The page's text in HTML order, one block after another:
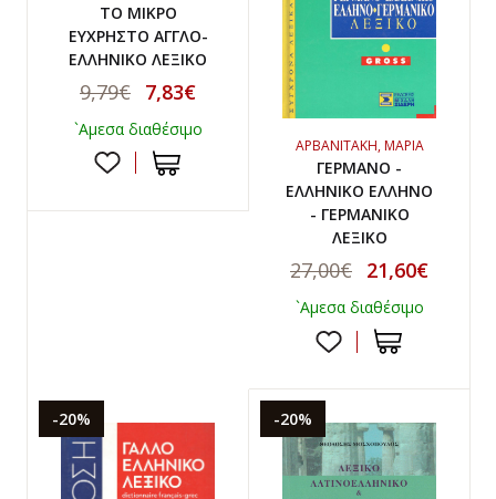
ΤΟ ΜΙΚΡΟ
ΕΥΧΡΗΣΤΟ ΑΓΓΛΟ-
ΕΛΛΗΝΙΚΟ ΛΕΞΙΚΟ
9,79€ 7,83€
`Αμεσα διαθέσιμο
ΑΡΒΑΝΙΤΑΚΗ, ΜΑΡΙΑ
ΓΕΡΜΑΝΟ -
ΕΛΛΗΝΙΚΟ ΕΛΛΗΝΟ
- ΓΕΡΜΑΝΙΚΟ
ΛΕΞΙΚΟ
27,00€ 21,60€
`Αμεσα διαθέσιμο
-20% -20%